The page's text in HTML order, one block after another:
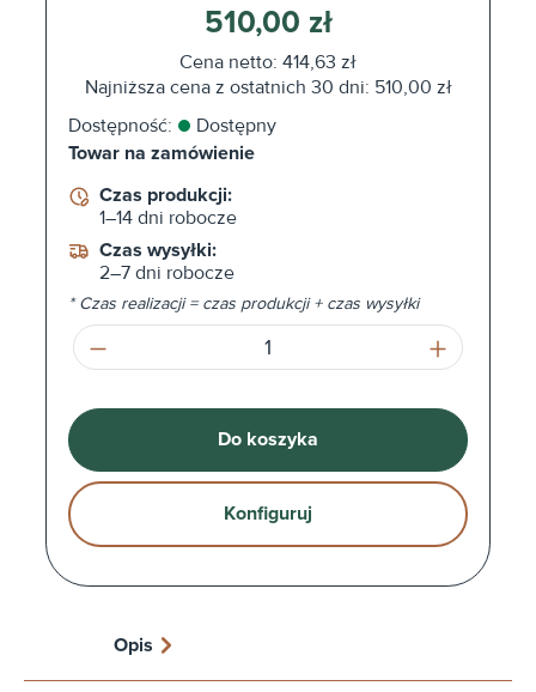
510,00 zł
Cena netto: 414,63 zł
Najniższa cena z ostatnich 30 dni: 510,00 zł
Dostępność:
Dostępny
Towar na zamówienie
Czas produkcji:
1–14 dni robocze
Czas wysyłki:
2–7 dni robocze
* Czas realizacji = czas produkcji + czas wysyłki
Ilość produktu: Wprowadź żądaną
Do koszyka
Konfiguruj
Opis